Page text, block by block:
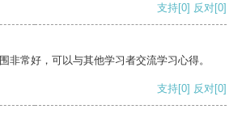
支持[0] 反对[0]
非常好，可以与其他学习者交流学习心得。
支持[0] 反对[0]